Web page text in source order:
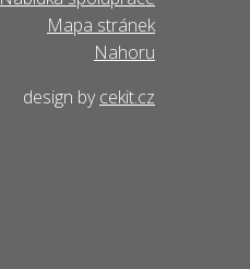
Mapa stránek
Nahoru
design bycekit.cz